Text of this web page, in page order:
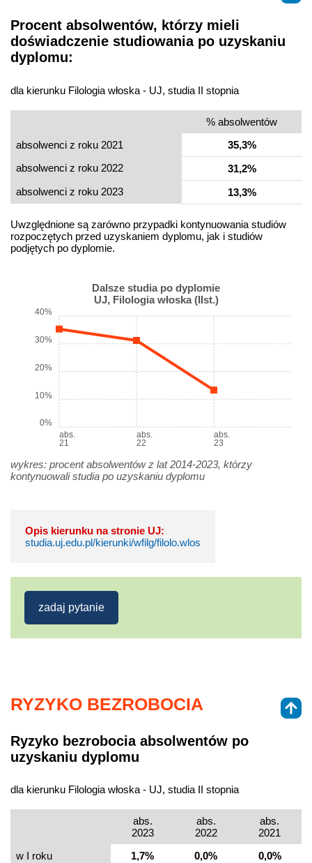
Procent absolwentów, którzy mieli
doświadczenie studiowania po uzyskaniu
dyplomu:
dla kierunku Filologia włoska - UJ, studia II stopnia
% absolwentów
absolwenci z roku 2021
35,3%
absolwenci z roku 2022
31,2%
absolwenci z roku 2023
13,3%
Uwzględnione są zarówno przypadki kontynuowania studiów
rozpoczętych przed uzyskaniem dyplomu, jak i studiów
podjętych po dyplomie.
Dalsze studia po dyplomie
UJ, Filologia włoska (IIst.)
abs.
21
abs.
22
abs.
23
0%
10%
20%
30%
40%
wykres: procent absolwentów z lat 2014-2023, którzy
kontynuowali studia po uzyskaniu dyplomu
Opis kierunku na stronie UJ:
studia.uj.edu.pl/kierunki/wfilg/filolo.wlos
zadaj pytanie
RYZYKO BEZROBOCIA
Ryzyko bezrobocia absolwentów po
uzyskaniu dyplomu
dla kierunku Filologia włoska - UJ, studia II stopnia
abs.
2023
abs.
2022
abs.
2021
w I roku
1,7% 0,0%
0,0%